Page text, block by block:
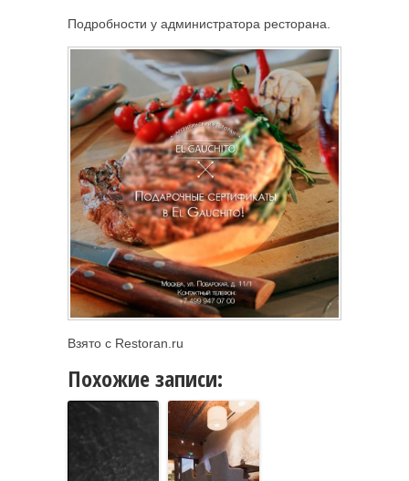
Подробности у администратора ресторана.
Взято с Restoran.ru
Похожие записи: